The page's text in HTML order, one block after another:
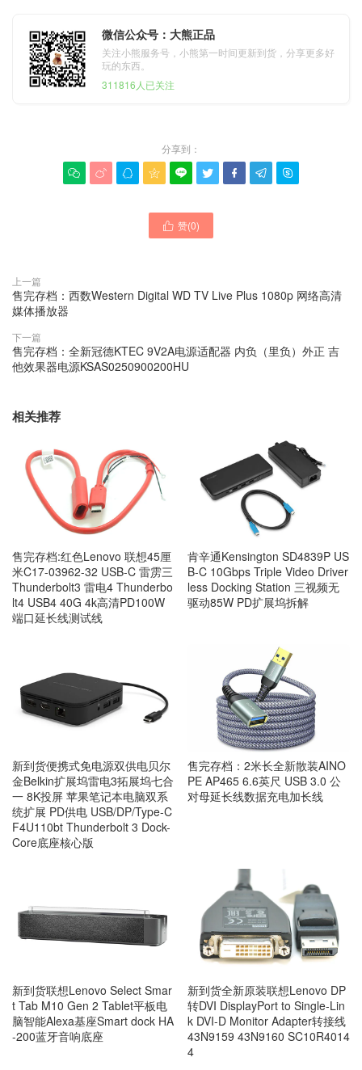
微信公众号：大熊正品
关注小熊服务号，小熊第一时间更新到货，分享更多好
玩的东西。
311816人已关注
分享到：
        
 赞(0)
上一篇
售完存档：西数Western Digital WD TV Live Plus 1080p 网络高清
媒体播放器
下一篇
售完存档：全新冠德KTEC 9V2A电源适配器 内负（里负）外正 吉
他效果器电源KSAS0250900200HU
相关推荐
售完存档:红色Lenovo 联想45厘
米C17-03962-32 USB-C 雷雳三
Thunderbolt3 雷电4 Thunderbo
lt4 USB4 40G 4k高清PD100W
端口延长线测试线
肯辛通Kensington SD4839P US
B-C 10Gbps Triple Video Driver
less Docking Station 三视频无
驱动85W PD扩展坞拆解
新到货便携式免电源双供电贝尔
金Belkin扩展坞雷电3拓展坞七合
一 8K投屏 苹果笔记本电脑双系
统扩展 PD供电 USB/DP/Type-C
F4U110bt Thunderbolt 3 Dock-
Core底座核心版
售完存档：2米长全新散装AINO
PE AP465 6.6英尺 USB 3.0 公
对母延长线数据充电加长线
新到货联想Lenovo Select Smar
t Tab M10 Gen 2 Tablet平板电
脑智能Alexa基座Smart dock HA
-200蓝牙音响底座
新到货全新原装联想Lenovo DP
转DVI DisplayPort to Single-Lin
k DVI-D Monitor Adapter转接线
43N9159 43N9160 SC10R4014
4